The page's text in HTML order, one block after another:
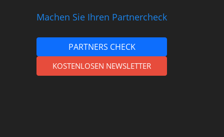
Machen Sie Ihren Partnercheck
PARTNERS CHECK
KOSTENLOSEN NEWSLETTER